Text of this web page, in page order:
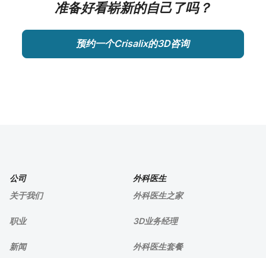
准备好看崭新的自己了吗？
预约一个Crisalix的3D咨询
公司
关于我们
职业
新闻
外科医生
外科医生之家
3D业务经理
外科医生套餐